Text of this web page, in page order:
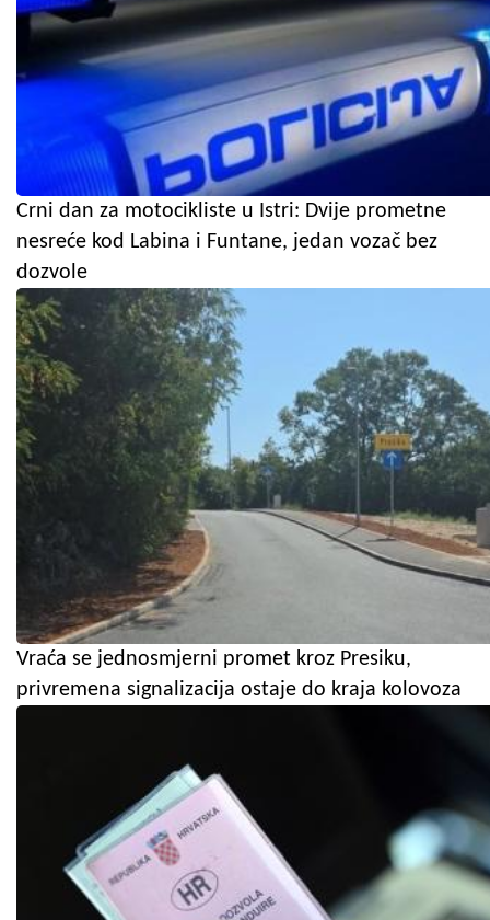
Crni dan za motocikliste u Istri: Dvije prometne
nesreće kod Labina i Funtane, jedan vozač bez
dozvole
Vraća se jednosmjerni promet kroz Presiku,
privremena signalizacija ostaje do kraja kolovoza